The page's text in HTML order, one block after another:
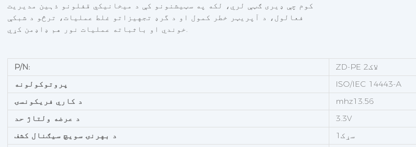
کوم چې ډیری ګټې لري، لکه په سټیشنونو کې د میخانیکي قفلونو ذہین مدیریت
فعالول، د آپریټر خطر کمول او د گرډ تجهیزاتو غلط عملیات، ترڅو د شبکې
P/N:
ZD-PE لاک2
پروتوکولونه
ISO/IEC 14443-A
د کاري فریکونسۍ
mhz13.56
د عرضه ولتاژ حد
3.3V
د بهرنۍ سویچ سیګنال کشف
سړک1